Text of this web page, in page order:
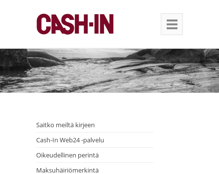
Saitko meiltä kirjeen
Cash-In Web24 -palvelu
Oikeudellinen perintä
Maksuhäiriömerkintä